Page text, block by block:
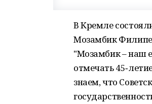
В Кремле
Мозамбик Филипе
"Мозамбик – наш
отмечать
знаем, что